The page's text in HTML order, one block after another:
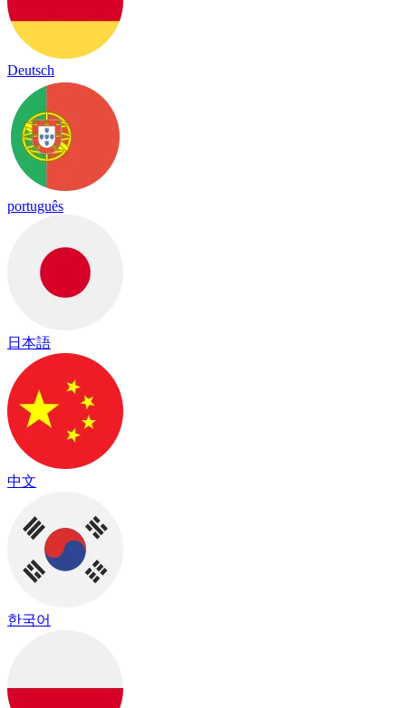
Deutsch
português
日本語
中文
한국어